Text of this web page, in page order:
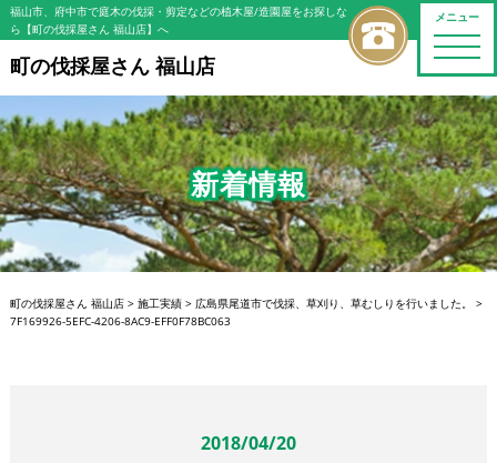
メニュー
toggle
福山市、府中市で庭木の伐採・剪定などの植木屋/造園屋をお探しな
ら【町の伐採屋さん 福山店】へ
町の伐採屋さん 福山店
新着情報
町の伐採屋さん 福山店> 施工実績> 広島県尾道市で伐採、草刈り、草むしりを行いました。
>
7F169926-5EFC-4206-8AC9-EFF0F78BC063
2018/04/20